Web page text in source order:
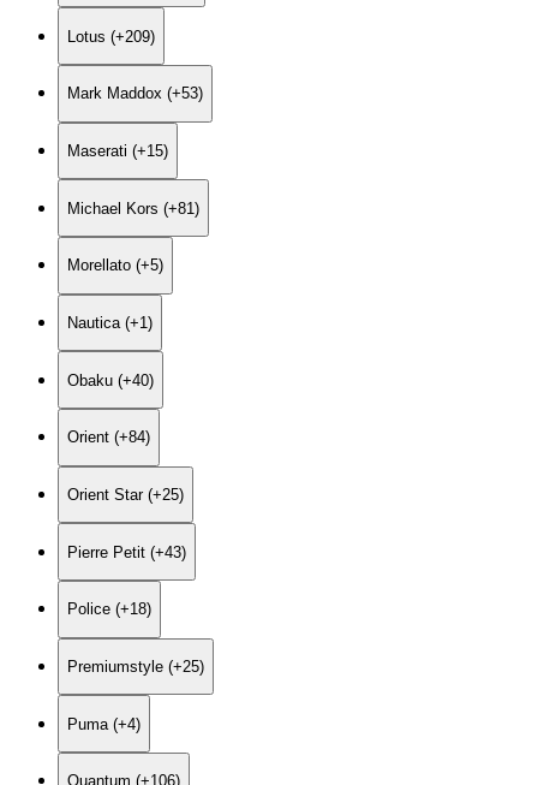
Lotus (+209)
Mark Maddox (+53)
Maserati (+15)
Michael Kors (+81)
Morellato (+5)
Nautica (+1)
Obaku (+40)
Orient (+84)
Orient Star (+25)
Pierre Petit (+43)
Police (+18)
Premiumstyle (+25)
Puma (+4)
Quantum (+106)